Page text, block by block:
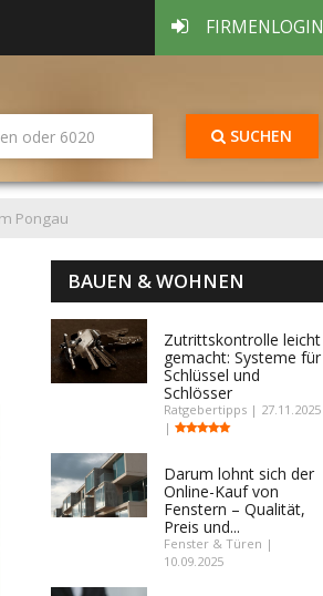
FIRMENLOGIN
SUCHEN
Pongau
BAUEN & WOHNEN
Zutrittskontrolle leicht
gemacht: Systeme für
Schlüssel und
Schlösser
Ratgebertipps | 27.11.2025
|
Darum lohnt sich der
Online-Kauf von
Fenstern – Qualität,
Preis und...
Fenster & Türen |
10.09.2025